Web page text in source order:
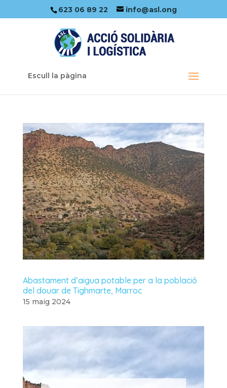
623 06 89 22 info@asl.ong
Escull la pàgina
Abastament d’aigua potable per a la població
del douar de Tighmarte, Marroc
15 maig 2024